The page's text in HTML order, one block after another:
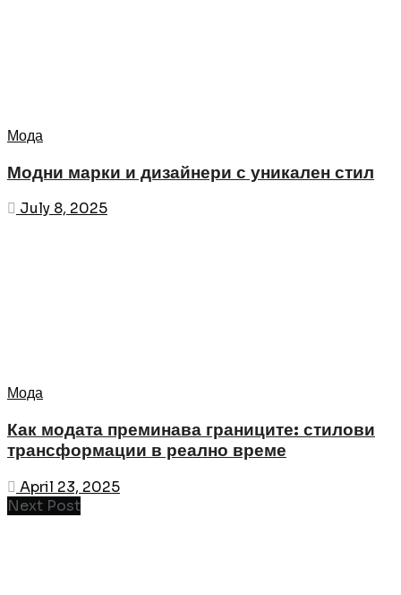
Мода
Модни марки и дизайнери с уникален стил
July 8, 2025
Мода
Как модата преминава границите: стилови
трансформации в реално време
April 23, 2025
Next Post